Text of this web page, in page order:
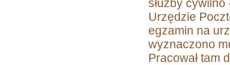
służby
Urzędzie
egzamin na
wyznaczono
Pracował tam